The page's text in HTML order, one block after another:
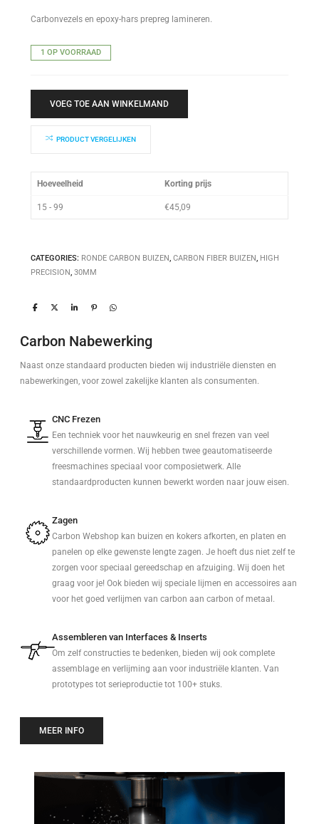
Carbonvezels en epoxy-hars prepreg lamineren.
1 OP VOORRAAD
VOEG TOE AAN WINKELMAND
PRODUCT VERGELIJKEN
Hoeveelheid Korting prijs
15 - 99 €45,09
CATEGORIES: RONDE CARBON BUIZEN, CARBON FIBER BUIZEN, HIGH
PRECISION, 30MM
Carbon Nabewerking
Naast onze standaard producten bieden wij industriële diensten en
nabewerkingen, voor zowel zakelijke klanten als consumenten.
CNC Frezen
Een techniek voor het nauwkeurig en snel frezen van veel
verschillende vormen. Wij hebben twee geautomatiseerde
freesmachines speciaal voor composietwerk. Alle
standaardproducten kunnen bewerkt worden naar jouw eisen.
Zagen
Carbon Webshop kan buizen en kokers afkorten, en platen en
panelen op elke gewenste lengte zagen. Je hoeft dus niet zelf te
zorgen voor speciaal gereedschap en afzuiging. Wij doen het
graag voor je! Ook bieden wij speciale lijmen en accessoires aan
voor het goed verlijmen van carbon aan carbon of metaal.
Assembleren van Interfaces & Inserts
Om zelf constructies te bedenken, bieden wij ook complete
assemblage en verlijming aan voor industriële klanten. Van
prototypes tot serieproductie tot 100+ stuks.
MEER INFO